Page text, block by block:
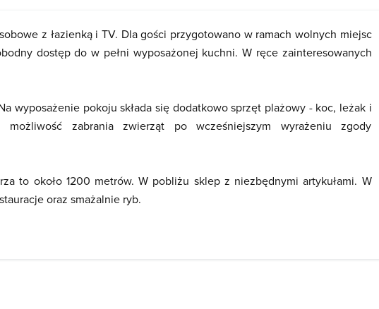
z łazienką i TV. Dla gości przygotowano w ramach wolnych miejsc
dostęp do w pełni wyposażonej kuchni. W ręce zainteresowanych
wyposażenie pokoju składa się dodatkowo sprzęt plażowy - koc, leżak i
zabrania zwierząt po wcześniejszym wyrażeniu zgody
to około 1200 metrów. W pobliżu sklep z niezbędnymi artykułami. W
oraz smażalnie ryb.